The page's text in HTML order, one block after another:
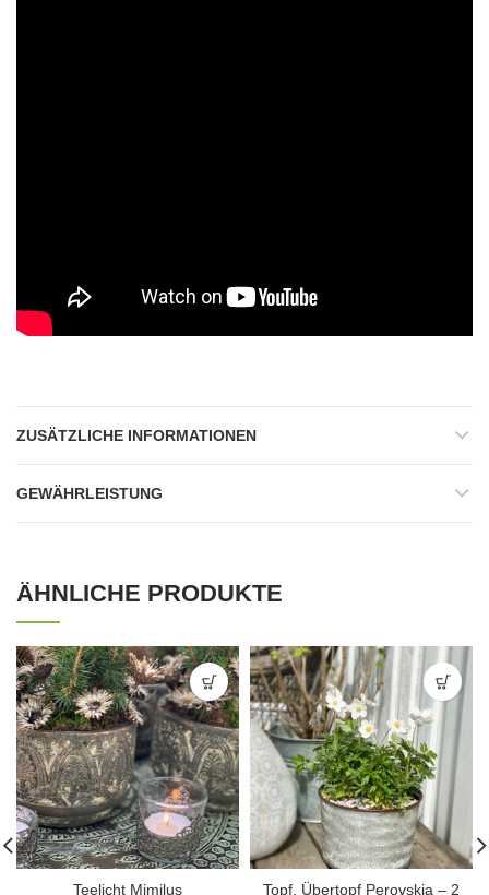
ZUSÄTZLICHE INFORMATIONEN
GEWÄHRLEISTUNG
ÄHNLICHE PRODUKTE
Teelicht Mimilus Topf, Übertopf Perovskia – 2